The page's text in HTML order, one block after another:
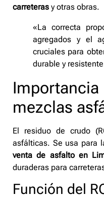
carreteras y otras obras.
«La correcta
agregados y el
cruciales para
durable y
mezclas
El residuo de crudo
asfálticas. Se usa para
venta de asfalto en
duraderas para
Función del